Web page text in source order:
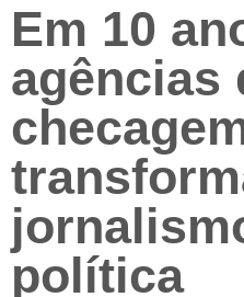
Em 10
agências
política